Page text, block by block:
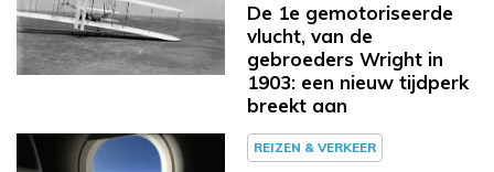
De 1e gemotoriseerde
vlucht, van de
gebroeders Wright in
1903: een nieuw tijdperk
breekt aan
REIZEN & VERKEER